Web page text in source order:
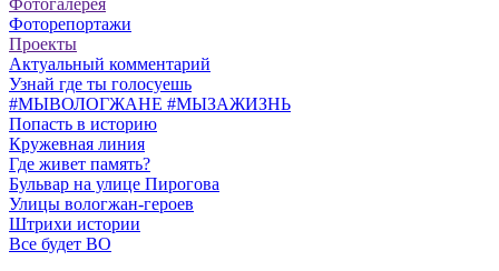
Фотогалерея
Фоторепортажи
Проекты
Актуальный комментарий
Узнай где ты голосуешь
#МЫВОЛОГЖАНЕ #МЫЗАЖИЗНЬ
Попасть в историю
Кружевная линия
Где живет память?
Бульвар на улице Пирогова
Улицы вологжан-героев
Штрихи истории
Все будет ВО